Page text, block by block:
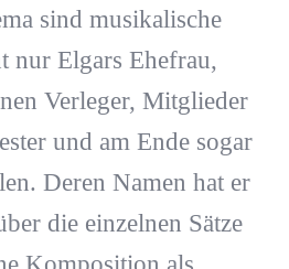
sind musikalische
nur Elgars Ehefrau,
Verleger, Mitglieder
und am Ende sogar
Deren Namen hat er
die einzelnen Sätze